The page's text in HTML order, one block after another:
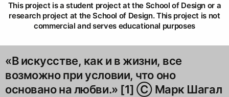
This project is a student project at the School of Design or a
research project at the School of Design. This project is not
commercial and serves educational purposes
«В искусстве, как и в жизни, все
возможно при условии, что оно
основано на любви.» [1] Ⓒ Марк Шагал